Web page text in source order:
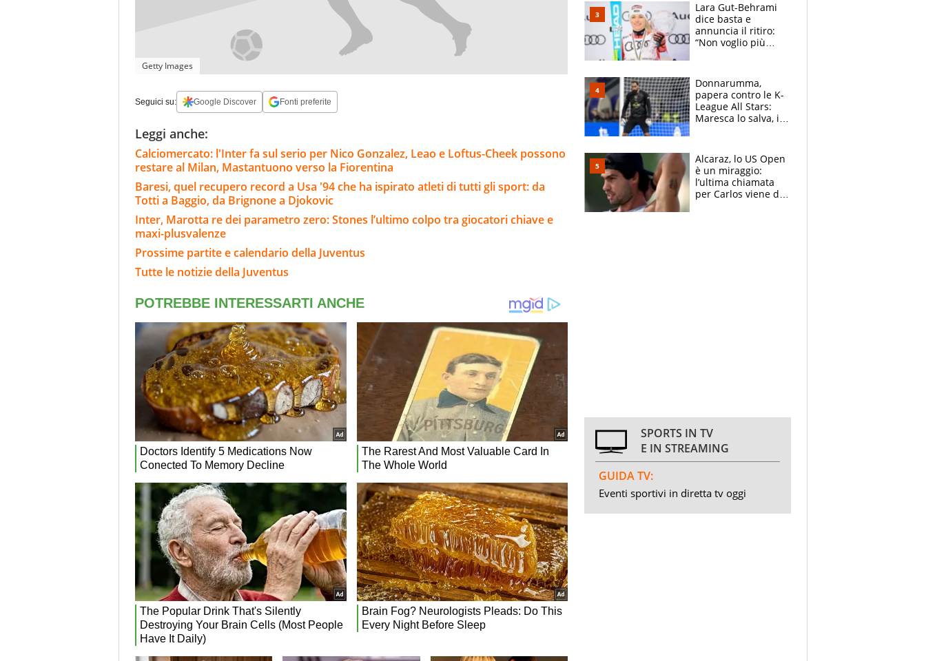
Getty Images
Seguici su: Google Discover Fonti preferite
Leggi anche:
Calciomercato: l'Inter fa sul serio per Nico Gonzalez, Leao e Loftus-Cheek possono
restare al Milan, Mastantuono verso la Fiorentina
Baresi, quel recupero record a Usa '94 che ha ispirato atleti di tutti gli sport: da
Totti a Baggio, da Brignone a Djokovic
Inter, Marotta re dei parametro zero: Stones l’ultimo colpo tra giocatori chiave e
maxi-plusvalenze
Prossime partite e calendario della Juventus
Tutte le notizie della Juventus
Lara Gut-Behrami
dice basta e
annuncia il ritiro:
“Non voglio più
Brignone
Donnarumma,
papera contro le K-
League All Stars:
Maresca lo salva, i
Alcaraz, lo US Open
è un miraggio:
l’ultima chiamata
per Carlos viene da
SPORTS IN TV
E IN STREAMING
GUIDA TV:
Eventi sportivi in diretta tv oggi